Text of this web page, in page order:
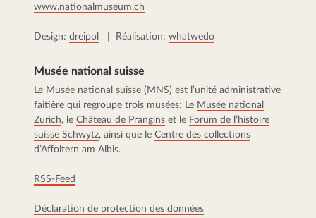
www.nationalmuseum.ch
Design: dreipol | Réalisation: whatwedo
Musée national suisse
Le Musée national suisse (MNS) est l’unité administrative
faîtière qui regroupe trois musées: Le Musée national
Zurich, le Château de Prangins et le Forum de l’histoire
suisse Schwytz, ainsi que le Centre des collections
d’Affoltern am Albis.
RSS-Feed
Déclaration de protection des données